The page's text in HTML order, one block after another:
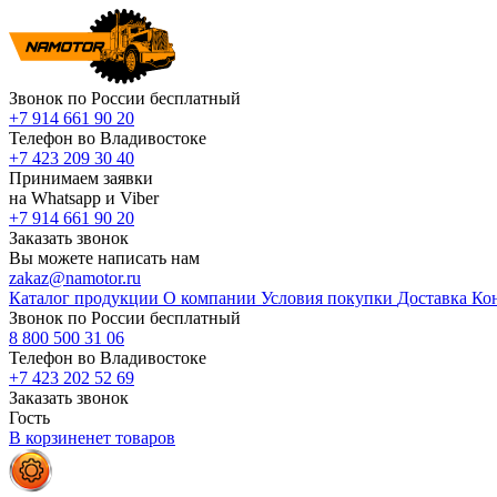
Звонок по России бесплатный
+7 914 661 90 20
Телефон во Владивостоке
+7 423 209 30 40
Принимаем заявки
на Whatsapp и Viber
+7 914 661 90 20
Заказать звонок
Вы можете написать нам
zakaz@namotor.ru
Каталог продукции О компании Условия покупки Доставка
Звонок по России бесплатный
8 800 500 31 06
Телефон во Владивостоке
+7 423 202 52 69
Заказать звонок
Гость
В корзиненет товаров